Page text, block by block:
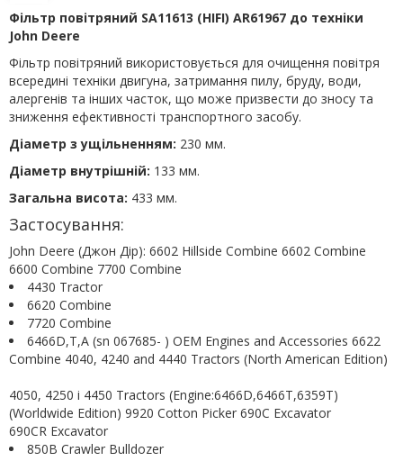
Фільтр повітряний SA11613 (HІFІ) AR61967 до техніки
John Deere
Фільтр повітряний використовується для очищення повітря
всередині техніки двигуна, затримання пилу, бруду, води,
алергенів та інших часток, що може призвести до зносу та
зниження ефективності транспортного засобу.
Діаметр з ущільненням: 230 мм.
Діаметр внутрішній: 133 мм.
Загальна висота: 433 мм.
Застосування:
John Deere (Джон Дір): 6602 Hillside Combine 6602 Combine
6600 Combine 7700 Combine
4430 Tractor
6620 Combine
7720 Combine
6466D,T,A (sn 067685- ) OEM Engines and Accessories 6622
Combine 4040, 4240 and 4440 Tractors (North American Edition)
4050, 4250 і 4450 Tractors (Engine:6466D,6466T,6359T)
(Worldwide Edition) 9920 Cotton Picker 690C Excavator
690CR Excavator
850B Crawler Bulldozer